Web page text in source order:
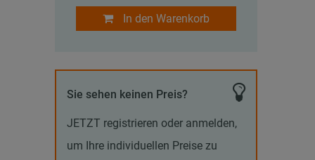
In den Warenkorb
Sie sehen keinen Preis?
JETZT registrieren oder anmelden,
um Ihre individuellen Preise zu